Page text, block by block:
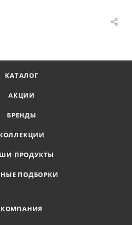
КАТАЛОГ
АКЦИИ
БРЕНДЫ
ПРОДУКТЫ
ПОДБОРКИ
КОМПАНИЯ